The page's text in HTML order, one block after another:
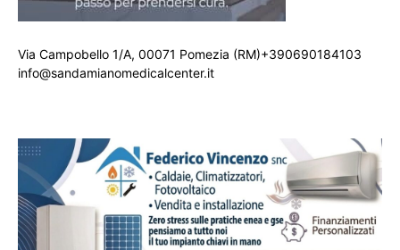
Via Campobello 1/A, 00071 Pomezia (RM)+390690184103
info@sandamianomedicalcenter.it